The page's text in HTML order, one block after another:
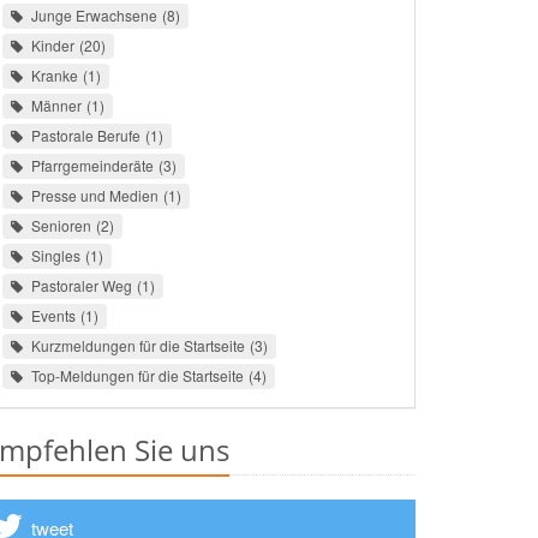
Junge Erwachsene 8
Kinder 20
Kranke 1
Männer 1
Pastorale Berufe 1
Pfarrgemeinderäte 3
Presse und Medien 1
Senioren 2
Singles 1
Pastoraler Weg 1
Events 1
Kurzmeldungen für die Startseite 3
Top-Meldungen für die Startseite 4
Sie uns
tweet